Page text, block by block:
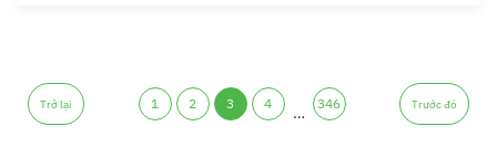
Trở lại 1 2 3 4 … 346 Trước đó